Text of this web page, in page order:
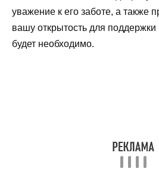
уважение к его заботе, а также
вашу открытость для
будет необходимо.